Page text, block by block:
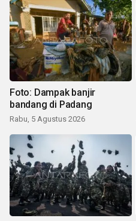
Foto: Dampak banjir
bandang di Padang
Rabu, 5 Agustus 2026